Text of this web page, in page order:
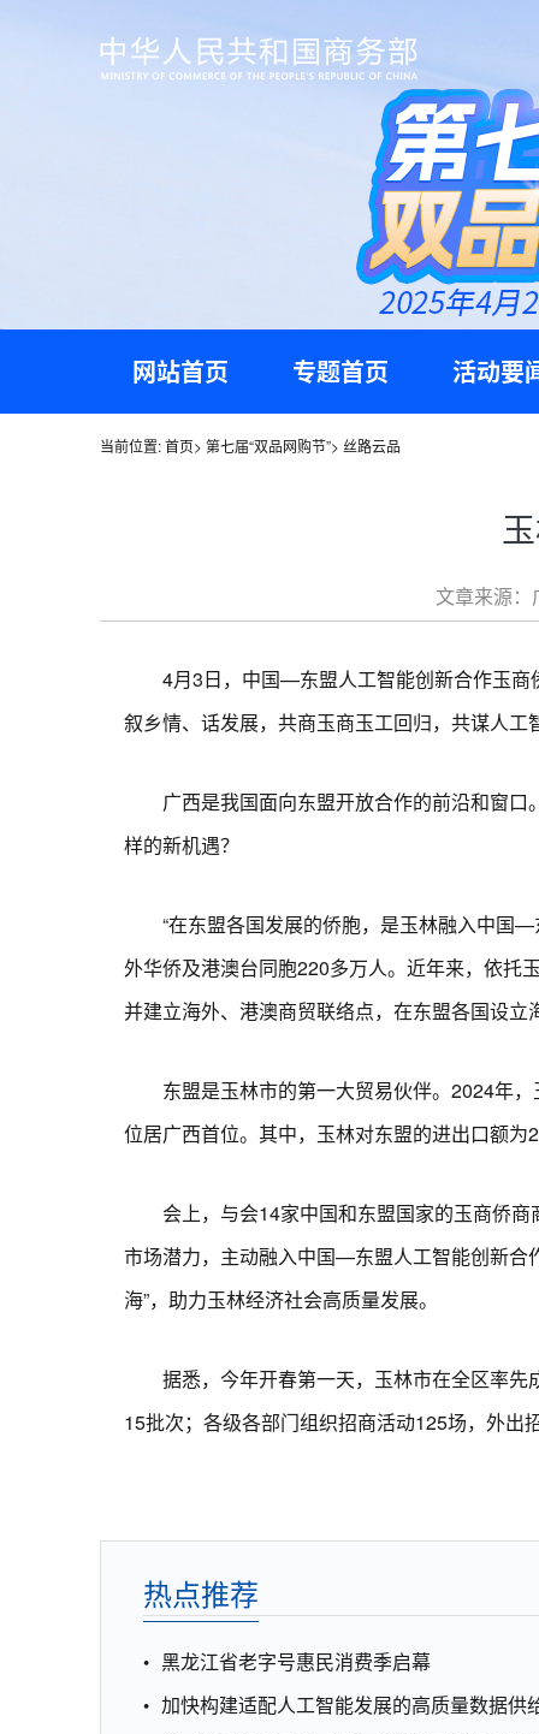
网站首页 专题首页 活动要
当前位置:首页> 第七届“双品网购节”> 丝路云品
文章来源
4月3日，中国—东盟人工智能创新合作玉商
叙乡情、话发展，共商玉商玉工回归，共谋人工
广西是我国面向东盟开放合作的前沿和窗口
样的新机遇？
“在东盟各国发展的侨胞，是玉林融入中国—
外华侨及港澳台同胞220多万人。近年来，依托
并建立海外、港澳商贸联络点，在东盟各国设立
东盟是玉林市的第一大贸易伙伴。2024年，
位居广西首位。其中，玉林对东盟的进出口额
会上，与会14家中国和东盟国家的玉商侨商
市场潜力，主动融入中国—东盟人工智能创新合
海”，助力玉林经济社会高质量发展。
据悉，今年开春第一天，玉林市在全区率先
15批次；各级各部门组织招商活动125场，外
热点推荐
黑龙江省老字号惠民消费季启幕
加快构建适配人工智能发展的高质量数据供